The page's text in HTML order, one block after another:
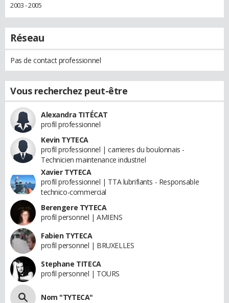
2003 - 2005
Réseau
Pas de contact professionnel
Vous recherchez peut-être
Alexandra TITÉCAT
profil professionnel
Kevin TYTECA
profil professionnel | carrieres du boulonnais -
Technicien maintenance industriel
Xavier TYTECA
profil professionnel | TTA lubrifiants - Responsable
technico-commercial
Berengere TYTECA
profil personnel | AMIENS
Fabien TYTECA
profil personnel | BRUXELLES
Stephane TITECA
profil personnel | TOURS
Nom "TYTECA"